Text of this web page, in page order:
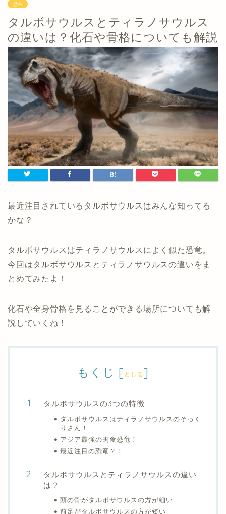
恐竜
タルボサウルスとティラノサウルス
の違いは？化石や骨格についても解説
最近注目されているタルボサウルスはみんな知ってる
かな？
タルボサウルスはティラノサウルスによく似た恐竜。
今回はタルボサウルスとティラノサウルスの違いをま
とめてみたよ！
化石や全身骨格を見ることができる場所についても解
説していくね！
もくじ [ とじる]
タルボサウルスの3つの特徴
タルボサウルスはティラノサウルスのそっく
りさん！
アジア最強の肉食恐竜！
最近注目の恐竜？！
タルボサウルスとティラノサウルスの違い
は？
頭の骨がタルボサウルスの方が細い
前足がタルボサウルスの方が短い